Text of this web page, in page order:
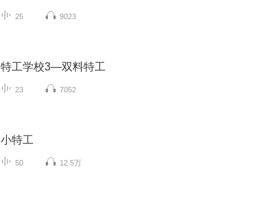
25 9023
特工学校3—双料特工
23 7052
小特工
50 12.5万